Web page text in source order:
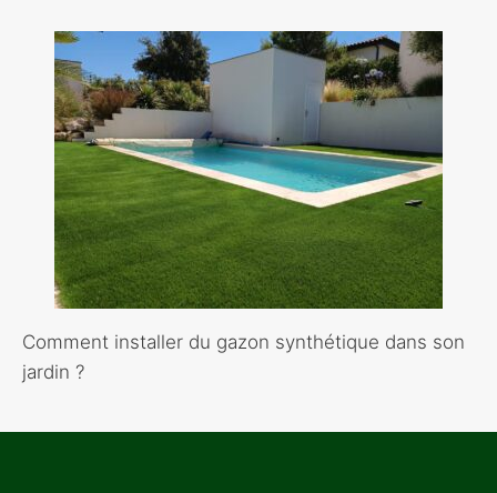
Comment installer du gazon synthétique dans son
jardin ?